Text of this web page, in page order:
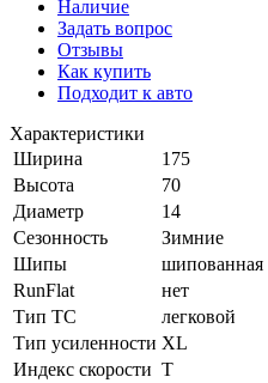
Наличие
Задать вопрос
Отзывы
Как купить
Подходит к авто
Характеристики
Ширина
175
Высота
70
Диаметр
14
Сезонность
Зимние
Шипы
шипованная
RunFlat
нет
Тип ТС
легковой
Тип усиленности XL
Индекс скорости T